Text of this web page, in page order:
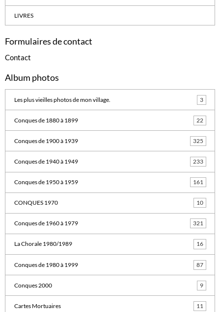
LIVRES
Formulaires de contact
Contact
Album photos
Les plus vieilles photos de mon village. 3
Conques de 1880 à 1899 22
Conques de 1900 à 1939 325
Conques de 1940 à 1949 233
Conques de 1950 à 1959 161
CONQUES 1970 10
Conques de 1960 à 1979 321
La Chorale 1980/1989 16
Conques de 1980 à 1999 87
Conques 2000 9
Cartes Mortuaires 11